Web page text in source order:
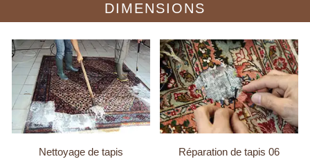
DIMENSIONS
Nettoyage de tapis Réparation de tapis 06